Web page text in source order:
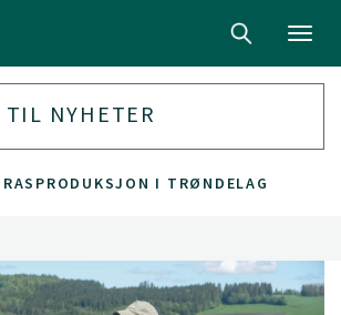
TIL NYHETER
I TRØNDELAG